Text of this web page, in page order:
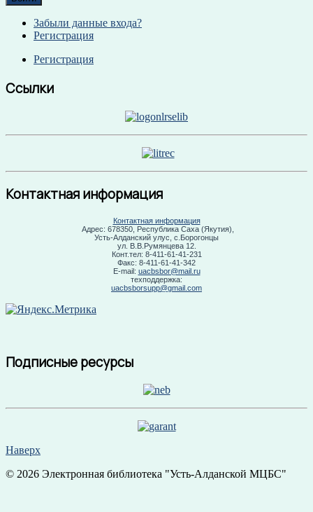
Забыли данные входа?
Регистрация
Регистрация
Ссылки
Контактная информация
Контактная информация
Адрес: 678350, Республика Саха (Якутия),
Усть-Алданский улус, с.Борогонцы
ул. В.В.Румянцева 12.
Конт.тел: 8-411-61-41-231
Факс: 8-411-61-41-342
E-mail: uacbsbor@mail.ru
техподдержка:
uacbsborsupp@gmail.com
Подписные ресурсы
Наверх
© 2026 Электронная библиотека "Усть-Алданской МЦБС"